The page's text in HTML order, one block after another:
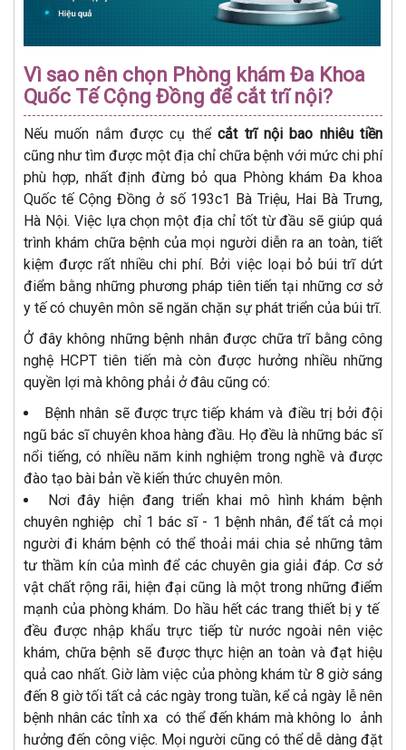
Vì sao nên chọn Phòng khám Đa Khoa
Quốc Tế Cộng Đồng để cắt trĩ nội?
Nếu muốn nắm được cụ thểcắt trĩ nội bao nhiêu tiền
cũng như tìm được một địa chỉ chữa bệnh với mức chi phí
phù hợp, nhất định đừng bỏ qua Phòng khám Đa khoa
Quốc tế Cộng Đồng ở số 193c1 Bà Triệu, Hai Bà Trưng,
Hà Nội. Việc lựa chọn một địa chỉ tốt từ đầu sẽ giúp quá
trình khám chữa bệnh của mọi người diễn ra an toàn, tiết
kiệm được rất nhiều chi phí. Bởi việc loại bỏ búi trĩ dứt
điểm bằng những phương pháp tiên tiến tại những cơ sở
y tế có chuyên môn sẽ ngăn chặn sự phát triển của búi trĩ.
Ở đây không những bệnh nhân được chữa trĩ bằng công
nghệ HCPT tiên tiến mà còn được hưởng nhiều những
quyền lợi mà không phải ở đâu cũng có:
Bệnh nhân sẽ được trực tiếp khám và điều trị bởi đội
ngũ bác sĩ chuyên khoa hàng đầu. Họ đều là những bác sĩ
nổi tiếng, có nhiều năm kinh nghiệm trong nghề và được
đào tạo bài bản về kiến ​​thức chuyên môn.
Nơi đây hiện đang triển khai mô hình khám bệnh
chuyên nghiệp chỉ 1 bác sĩ - 1 bệnh nhân, để tất cả mọi
người đi khám bệnh có thể thoải mái chia sẻ những tâm
tư thầm kín của mình để các chuyên gia giải đáp. Cơ sở
vật chất rộng rãi, hiện đại cũng là một trong những điểm
mạnh của phòng khám. Do hầu hết các trang thiết bị y tế
đều được nhập khẩu trực tiếp từ nước ngoài nên việc
khám, chữa bệnh sẽ được thực hiện an toàn và đạt hiệu
quả cao nhất. Giờ làm việc của phòng khám từ 8 giờ sáng
đến 8 giờ tối tất cả các ngày trong tuần, kể cả ngày lễ nên
bệnh nhân các tỉnh xa có thể đến khám mà không lo ảnh
hưởng đến công việc. Mọi người cũng có thể dễ dàng đặt